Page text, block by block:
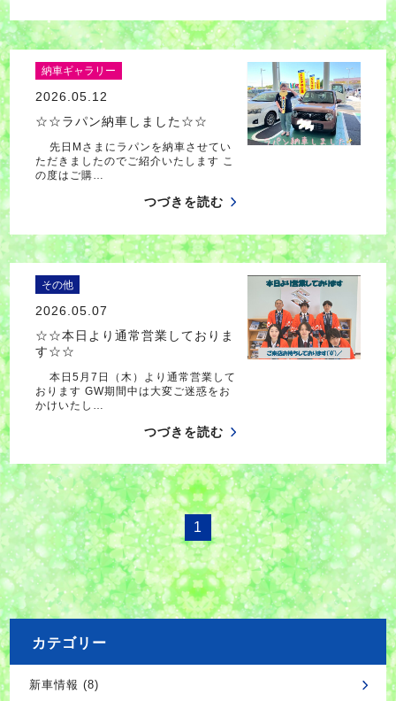
納車ギャラリー
2026.05.12
☆☆ラパン納車しました☆☆
先日Mさまにラパンを納車させてい
ただきましたのでご紹介いたします こ
の度はご購…
つづきを読む
その他
2026.05.07
☆☆本日より通常営業しておりま
す☆☆
本日5月7日（木）より通常営業して
おります GW期間中は大変ご迷惑をお
かけいたし…
つづきを読む
1
カテゴリー
新車情報 (8)